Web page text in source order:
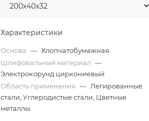
Характеристики
Основа — Хлопчатобумажная
Шлифовальный материал —
Электрокорунд циркониевый
Область применения — Легированные
стали, Углеродистые стали, Цветные
металлы